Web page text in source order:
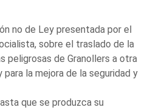
no de Ley presentada por el
sobre el traslado de la
peligrosas de Granollers a otra
la mejora de la seguridad y
que se produzca su